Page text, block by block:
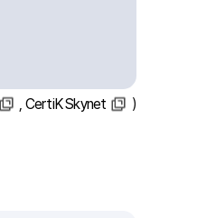
CertiK Skynet )